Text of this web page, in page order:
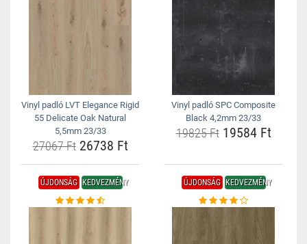
Vinyl padló LVT Elegance Rigid
55 Delicate Oak Natural
5,5mm 23/33
27067 Ft26738 Ft
Vinyl padló SPC Composite
Black 4,2mm 23/33
19825 Ft19584 Ft
ÚJDONSÁG KEDVEZMÉNY ÚJDONSÁG KEDVEZMÉNY